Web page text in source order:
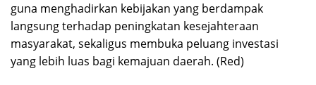
guna menghadirkan kebijakan yang berdampak
langsung terhadap peningkatan kesejahteraan
masyarakat, sekaligus membuka peluang investasi
yang lebih luas bagi kemajuan daerah. (Red)